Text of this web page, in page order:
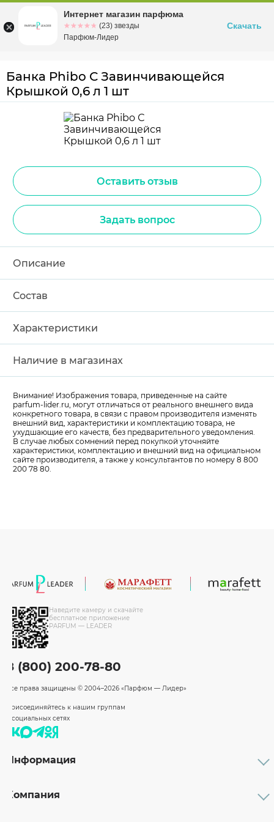
Омскул. Заозерная, 11, к. 1
Банка Phibo С Завинчивающейся
Крышкой 0,6 л 1 шт
Оставить отзыв
Задать вопрос
Описание
Состав
Характеристики
Наличие в магазинах
Внимание! Изображения товара, приведенные на сайте
parfum-lider.ru, могут отличаться от реального внешнего вида
конкретного товара, в связи с правом производителя изменять
внешний вид, характеристики и комплектацию товара, не
ухудшающие его качеств, без предварительного уведомления.
В случае любых сомнений перед покупкой уточняйте
характеристики, комплектацию и внешний вид на официальном
сайте производителя, а также у консультантов по номеру 8 800
200 78 80.
Наведите камеру и скачайте
бесплатное приложение
PARFUM — LEADER
8 (800) 200-78-80
Все права защищены © 2004–2026 «Парфюм — Лидер»
Присоединяйтесь к нашим группам
в социальных сетях
Информация
Бренды
Компания
Интернет магазин парфюма
☆☆☆☆☆
★★★★★ (23) звезды
Парфюм-Лидер
Скачать